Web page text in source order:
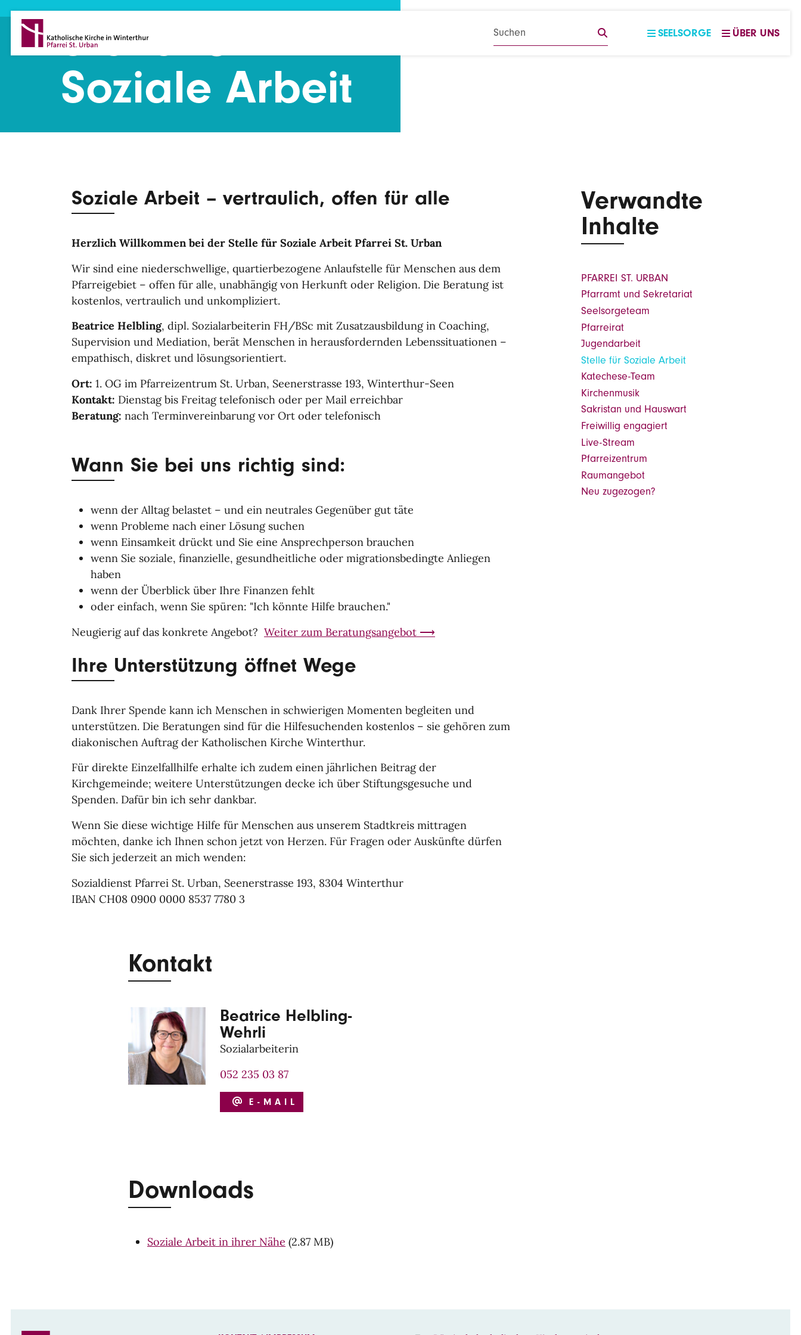
Direkt zum Inhalt
SUCHBEGRIFF SUCHESEELSORGE ÜBER UNS
Stelle für
Soziale Arbeit
Soziale Arbeit – vertraulich, offen für alle
Herzlich Willkommen bei der Stelle für Soziale Arbeit Pfarrei St. Urban
Wir sind eine niederschwellige, quartierbezogene Anlaufstelle für Menschen aus dem
Pfarreigebiet – offen für alle, unabhängig von Herkunft oder Religion. Die Beratung ist
kostenlos, vertraulich und unkompliziert.
Beatrice Helbling, dipl. Sozialarbeiterin FH/BSc mit Zusatzausbildung in Coaching,
Supervision und Mediation, berät Menschen in herausfordernden Lebenssituationen –
empathisch, diskret und lösungsorientiert.
Ort: 1. OG im Pfarreizentrum St. Urban, Seenerstrasse 193, Winterthur-Seen
Kontakt: Dienstag bis Freitag telefonisch oder per Mail erreichbar
Beratung: nach Terminvereinbarung vor Ort oder telefonisch
Wann Sie bei uns richtig sind:
wenn der Alltag belastet – und ein neutrales Gegenüber gut täte
wenn Probleme nach einer Lösung suchen
wenn Einsamkeit drückt und Sie eine Ansprechperson brauchen
wenn Sie soziale, finanzielle, gesundheitliche oder migrationsbedingte Anliegen
haben
wenn der Überblick über Ihre Finanzen fehlt
oder einfach, wenn Sie spüren: "Ich könnte Hilfe brauchen."
Neugierig auf das konkrete Angebot? Weiter zum Beratungsangebot ⟶
Ihre Unterstützung öffnet Wege
Dank Ihrer Spende kann ich Menschen in schwierigen Momenten begleiten und
unterstützen. Die Beratungen sind für die Hilfesuchenden kostenlos – sie gehören zum
diakonischen Auftrag der Katholischen Kirche Winterthur.
Für direkte Einzelfallhilfe erhalte ich zudem einen jährlichen Beitrag der
Kirchgemeinde; weitere Unterstützungen decke ich über Stiftungsgesuche und
Spenden. Dafür bin ich sehr dankbar.
Wenn Sie diese wichtige Hilfe für Menschen aus unserem Stadtkreis mittragen
möchten, danke ich Ihnen schon jetzt von Herzen. Für Fragen oder Auskünfte dürfen
Sie sich jederzeit an mich wenden:
Sozialdienst Pfarrei St. Urban, Seenerstrasse 193, 8304 Winterthur
IBAN CH08 0900 0000 8537 7780 3
Kontakt
Beatrice Helbling-
Wehrli
Sozialarbeiterin
052 235 03 87
E-MAIL
Downloads
Soziale Arbeit in ihrer Nähe (2.87 MB)
Verwandte
Inhalte
PFARREI ST. URBAN
Pfarramt und Sekretariat
Seelsorgeteam
Pfarreirat
Jugendarbeit
Stelle für Soziale Arbeit
Katechese-Team
Kirchenmusik
Sakristan und Hauswart
Freiwillig engagiert
Live-Stream
Pfarreizentrum
Raumangebot
Neu zugezogen?